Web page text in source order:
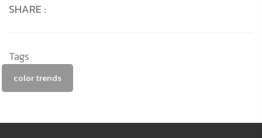
SHARE :
Tags
color trends